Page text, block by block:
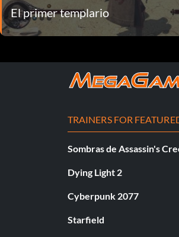
El primer templario
TRAINERS FOR
Sombras de Assassin's
Dying Light 2
Cyberpunk 2077
Starfield